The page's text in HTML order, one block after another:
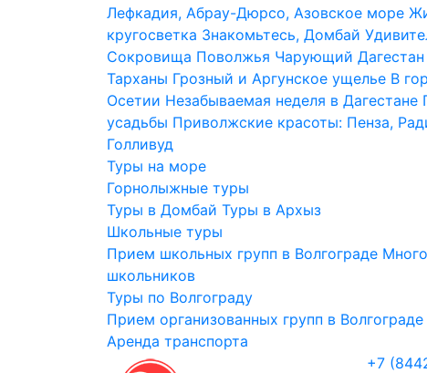
Лефкадия, Абрау-Дюрсо, Азовское море
кругосветка Знакомьтесь, Домбай
Сокровища Поволжья Чарующий Дагестан
Тарханы Грозный и Аргунское ущелье В
Осетии Незабываемая неделя в Дагестане
усадьбы Приволжские красоты: Пенза,
Голливуд
Туры на море
Горнолыжные туры
Туры в Домбай Туры в Архыз
Школьные туры
Прием школьных групп в Волгограде
школьников
Туры по Волгограду
Прием организованных групп в Волгограде
Аренда транспорта
+7